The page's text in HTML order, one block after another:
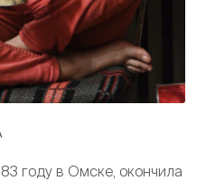
году в Омске, окончила